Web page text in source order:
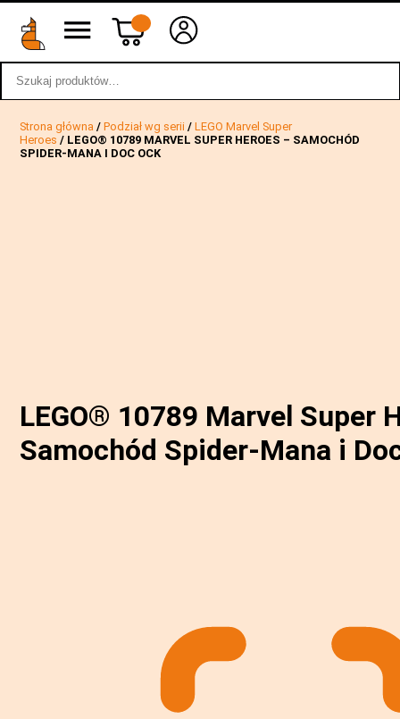
wstecz
Strona główna /Podział wg serii /LEGO Marvel Super
Heroes / LEGO® 10789 MARVEL SUPER HEROES – SAMOCHÓD
SPIDER-MANA I DOC OCK
LEGO® 10789 Marvel Super
Samochód Spider-Mana i